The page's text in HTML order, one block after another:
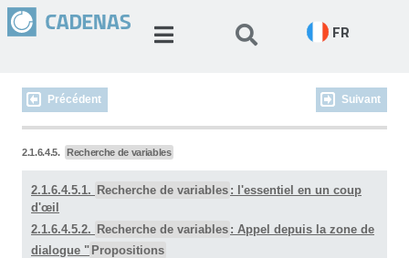
FR
Précédent Suivant
2.1.6.4.5. Recherche de variables
2.1.6.4.5.1. Recherche de variables : l'essentiel en un coup
d'œil
2.1.6.4.5.2. Recherche de variables : Appel depuis la zone de
dialogue " Propositions